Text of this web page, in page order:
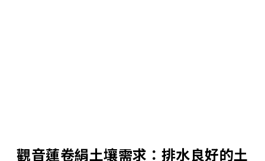
觀音蓮卷絹土壤需求：排水良好的土